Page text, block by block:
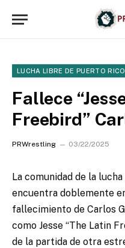
LUCHA LIBRE DE PUERTO RICO
Fallece
Freebird”
PRWrestling 03/22/2025
La comunidad de la
encuentra doblemente
fallecimiento de Carlos
como Jesse “The Latin
de la partida de otra